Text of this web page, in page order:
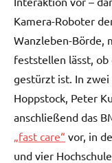
Kamera-Roboter
Wanzleben-Börde,
feststellen lässt,
gestürzt ist. In
Hoppstock, Peter
anschließend das
„fast care“ vor, in
und vier